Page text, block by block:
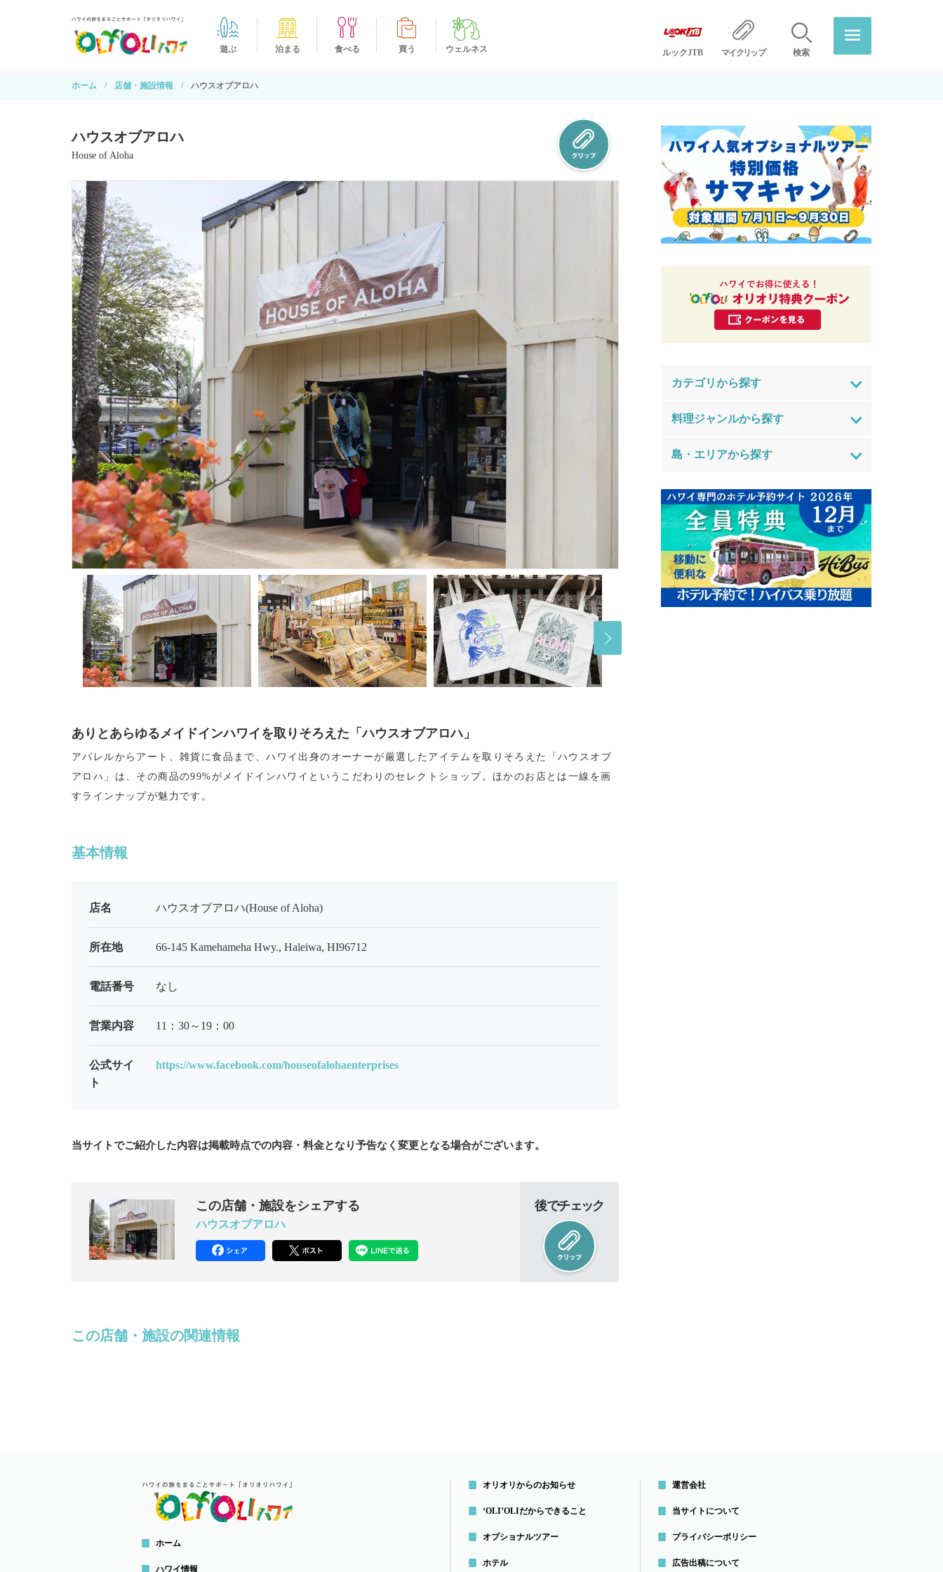
ルックJTB マイクリップ 検索
遊ぶ 泊まる 食べる 買う ウェルネス
ホーム 店舗・施設情報 ハウスオブアロハ
ハウスオブアロハ
House of Aloha
ありとあらゆるメイドインハワイを取りそろえた「ハウスオブアロハ」
アパレルからアート、雑貨に食品まで、ハワイ出身のオーナーが厳選したアイテムを取りそろえた「ハウスオブ
アロハ」は、その商品の99%がメイドインハワイというこだわりのセレクトショップ。ほかのお店とは一線を画
すラインナップが魅力です。
基本情報
店名 ハウスオブアロハ(House of Aloha)
所在地 66-145 Kamehameha Hwy., Haleiwa, HI96712
電話番号 なし
営業内容 11：30～19：00
公式サイ
ト
https://www.facebook.com/houseofalohaenterprises
当サイトでご紹介した内容は掲載時点での内容・料金となり予告なく変更となる場合がございます。
この店舗・施設をシェアする
ハウスオブアロハ
後でチェック
この店舗・施設の関連情報
カテゴリから探す
料理ジャンルから探す
島・エリアから探す
ホーム
ハワイ情報
オリオリからのお知らせ
‘OLI’OLIだからできること
オプショナルツアー
ホテル
運営会社
当サイトについて
プライバシーポリシー
広告出稿について